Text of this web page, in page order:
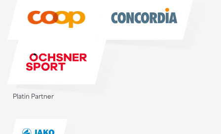
Platin Partner